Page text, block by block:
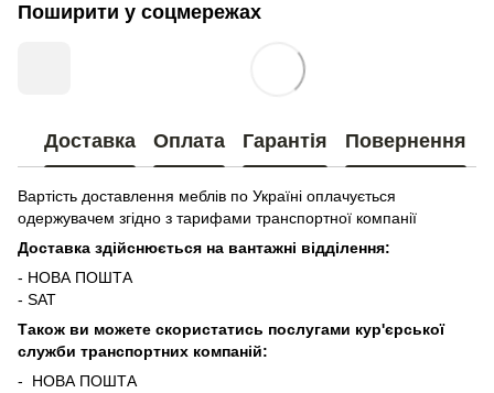
Поширити у соцмережах
Доставка Оплата Гарантія Повернення
Вартість доставлення меблів по Україні оплачується
одержувачем згідно з тарифами транспортної компанії
Доставка здійснюється на вантажні відділення:
- НОВА ПОШТА
- SAT
Також ви можете скористатись послугами кур'єрської
служби транспортних компаній:
- НОВА ПОШТА